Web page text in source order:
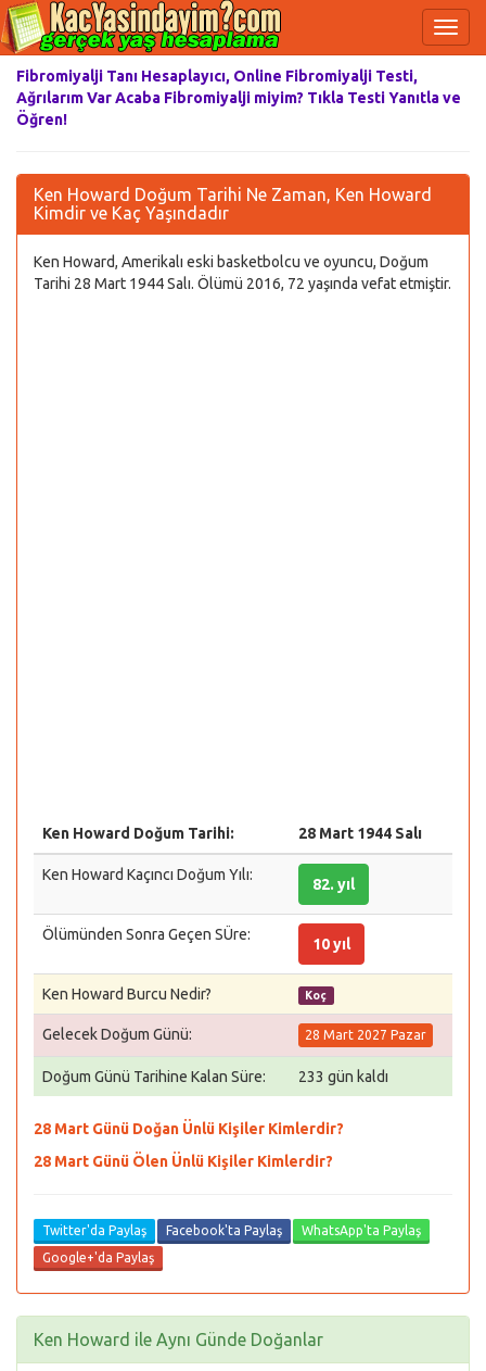
Fibromiyalji Tanı Hesaplayıcı, Online Fibromiyalji Testi,
Ağrılarım Var Acaba Fibromiyalji miyim? Tıkla Testi Yanıtla ve
Öğren!
Ken Howard Doğum Tarihi Ne Zaman, Ken Howard
Kimdir ve Kaç Yaşındadır
Ken Howard, Amerikalı eski basketbolcu ve oyuncu, Doğum
Tarihi 28 Mart 1944 Salı. Ölümü 2016, 72 yaşında vefat etmiştir.
Ken Howard Doğum Tarihi: 28 Mart 1944 Salı
Ken Howard Kaçıncı Doğum Yılı:
82. yıl
Ölümünden Sonra Geçen SÜre:
10 yıl
Ken Howard Burcu Nedir? Koç
Gelecek Doğum Günü: 28 Mart 2027 Pazar
Doğum Günü Tarihine Kalan Süre: 233 gün kaldı
28 Mart Günü Doğan Ünlü Kişiler Kimlerdir?
28 Mart Günü Ölen Ünlü Kişiler Kimlerdir?
Twitter'da Paylaş Facebook'ta Paylaş
WhatsApp'ta Paylaş
Google+'da Paylaş
Ken Howard ile Aynı Günde Doğanlar